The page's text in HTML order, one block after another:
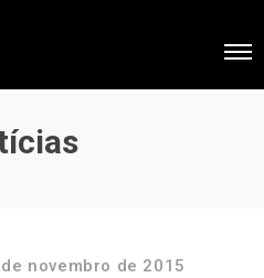
novembro de 2015